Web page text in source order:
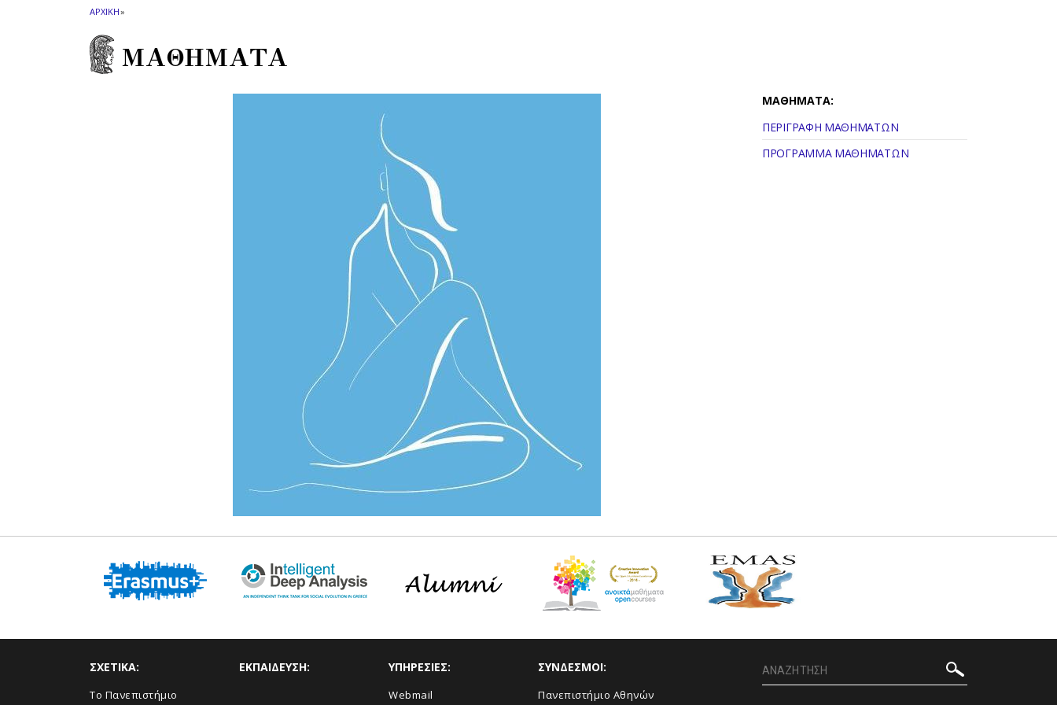
ΑΡΧΙΚΗ»
ΜΑΘΗΜΑΤΑ
ΜΑΘΗΜΑΤΑ:
ΠΕΡΙΓΡΑΦΗ ΜΑΘΗΜΑΤΩΝ
ΠΡΟΓΡΑΜΜΑ ΜΑΘΗΜΑΤΩΝ
ΣΧΕΤΙΚΑ:
Το Πανεπιστήμιο
ΕΚΠΑΙΔΕΥΣΗ: ΥΠΗΡΕΣΙΕΣ:
Webmail
ΣΥΝΔΕΣΜΟΙ:
Πανεπιστήμιο Αθηνών